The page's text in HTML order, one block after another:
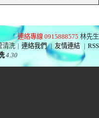
連絡專線 0915888575 林先生
清洗 | 連絡我們 | 友情連結 | RSS
4.30